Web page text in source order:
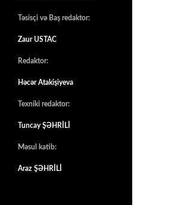
Təsisçi və Baş redaktor:
Zaur USTAC
Redaktor:
Həcər Atakişiyeva
Texniki redaktor:
Tuncay ŞƏHRİLİ
Məsul katib:
Araz ŞƏHRİLİ